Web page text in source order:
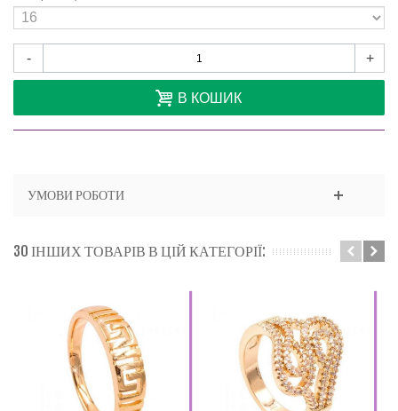
- +
В КОШИК
УМОВИ РОБОТИ
30 ІНШИХ ТОВАРІВ В ЦІЙ КАТЕГОРІЇ: